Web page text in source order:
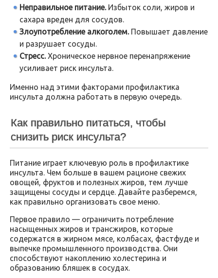
Неправильное питание.Избыток соли, жиров и
сахара вреден для сосудов.
Злоупотребление алкоголем.Повышает давление
и разрушает сосуды.
Стресс.Хроническое нервное перенапряжение
усиливает риск инсульта.
Именно над этими факторами профилактика
инсульта должна работать в первую очередь.
Как правильно питаться, чтобы
снизить риск инсульта?
Питание играет ключевую роль в профилактике
инсульта. Чем больше в вашем рационе свежих
овощей, фруктов и полезных жиров, тем лучше
защищены сосуды и сердце. Давайте разберемся,
как правильно организовать свое меню.
Первое правило — ограничить потребление
насыщенных жиров и трансжиров, которые
содержатся в жирном мясе, колбасах, фастфуде и
выпечке промышленного производства. Они
способствуют накоплению холестерина и
образованию бляшек в сосудах.